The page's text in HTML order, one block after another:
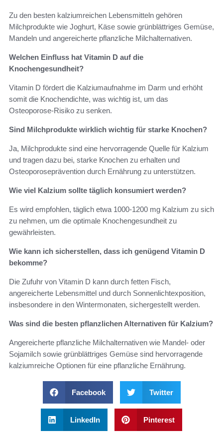
Zu den besten kalziumreichen Lebensmitteln gehören
Milchprodukte wie Joghurt, Käse sowie grünblättriges Gemüse,
Mandeln und angereicherte pflanzliche Milchalternativen.
Welchen Einfluss hat Vitamin D auf die
Knochengesundheit?
Vitamin D fördert die Kalziumaufnahme im Darm und erhöht
somit die Knochendichte, was wichtig ist, um das
Osteoporose-Risiko zu senken.
Sind Milchprodukte wirklich wichtig für starke Knochen?
Ja, Milchprodukte sind eine hervorragende Quelle für Kalzium
und tragen dazu bei, starke Knochen zu erhalten und
Osteoporoseprävention durch Ernährung zu unterstützen.
Wie viel Kalzium sollte täglich konsumiert werden?
Es wird empfohlen, täglich etwa 1000-1200 mg Kalzium zu sich
zu nehmen, um die optimale Knochengesundheit zu
gewährleisten.
Wie kann ich sicherstellen, dass ich genügend Vitamin D
bekomme?
Die Zufuhr von Vitamin D kann durch fetten Fisch,
angereicherte Lebensmittel und durch Sonnenlichtexposition,
insbesondere in den Wintermonaten, sichergestellt werden.
Was sind die besten pflanzlichen Alternativen für Kalzium?
Angereicherte pflanzliche Milchalternativen wie Mandel- oder
Sojamilch sowie grünblättriges Gemüse sind hervorragende
kalziumreiche Optionen für eine pflanzliche Ernährung.
Facebook Twitter
LinkedIn Pinterest